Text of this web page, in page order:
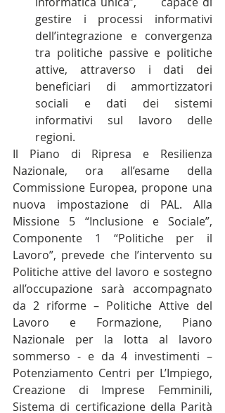
gestire i processi informativi
dell’integrazione e convergenza
tra politiche passive e politiche
attive, attraverso i dati dei
beneficiari di ammortizzatori
sociali e dati dei sistemi
informativi sul lavoro delle
regioni.
Il Piano di Ripresa e Resilienza
Nazionale, ora all’esame della
Commissione Europea, propone una
nuova impostazione di PAL. Alla
Missione 5 “Inclusione e Sociale”,
Componente 1 “Politiche per il
Lavoro”, prevede che l’intervento su
Politiche attive del lavoro e sostegno
all’occupazione sarà accompagnato
da 2 riforme – Politiche Attive del
Lavoro e Formazione, Piano
Nazionale per la lotta al lavoro
sommerso - e da 4 investimenti –
Potenziamento Centri per L’Impiego,
Creazione di Imprese Femminili,
Sistema di certificazione della Parità